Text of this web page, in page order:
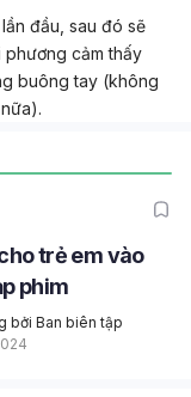
đầu, sau đó sẽ
phương cảm thấy
buông tay (không
trẻ em vào
phim
bởi Ban biên tập